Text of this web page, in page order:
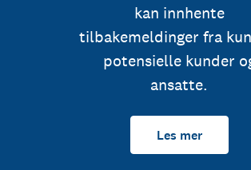
kan innhente
tilbakemeldinger fra
potensielle kunder
ansatte.
Les mer